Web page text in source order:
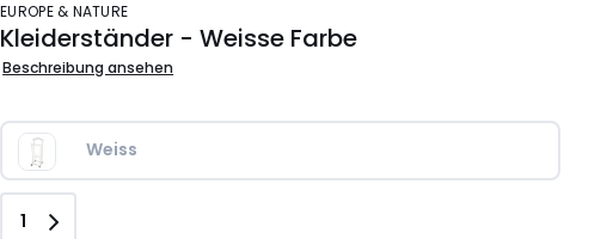
EUROPE & NATURE
Kleiderständer - Weisse Farbe
Beschreibung ansehen
Weiss
Anzahl
1